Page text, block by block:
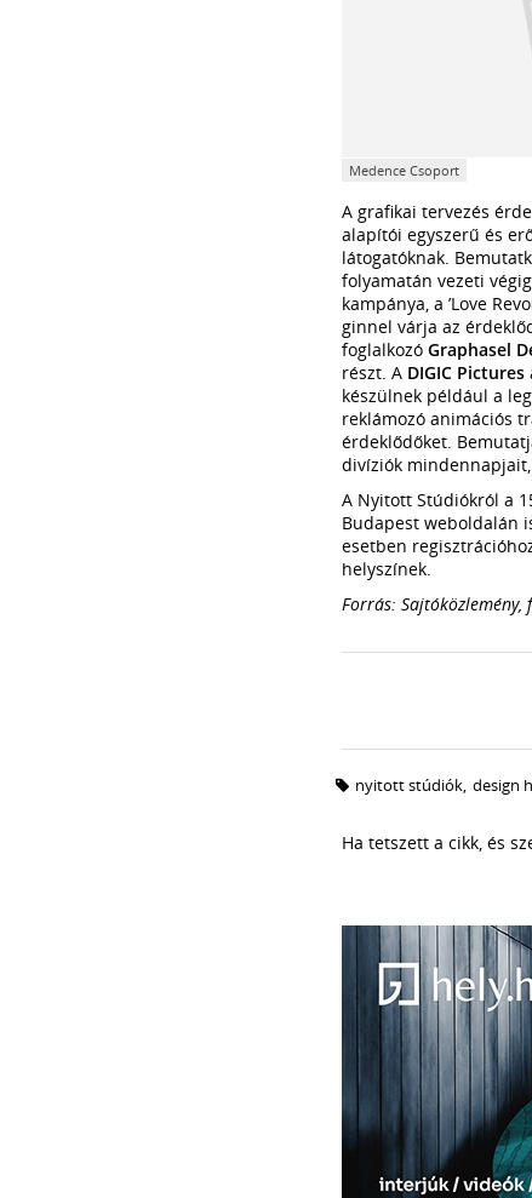
Medence Csoport
A grafikai tervezés
alapítói egyszerű és
látogatóknak.
folyamatán vezeti
kampánya, a ’Love
ginnel várja az
foglalkozó Graphasel
részt. A DIGIC Pictures
készülnek például a
reklámozó animációs
érdeklődőket.
divíziók
A Nyitott Stúdiókról a
Budapest weboldalán
esetben
helyszínek.
Forrás:
nyitott stúdiók, design
Ha tetszett a cikk, és